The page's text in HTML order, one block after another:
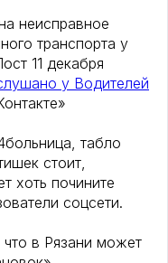
неисправное
транспорта у
11 декабря
у Водителей
табло
стоит,
хоть почините
соцсети.
в Рязани может